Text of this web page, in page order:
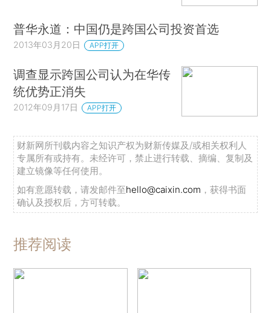
普华永道：中国仍是跨国公司投资首选
2013年03月20日 APP打开
调查显示跨国公司认为在华传
统优势正消失
2012年09月17日 APP打开
财新网所刊载内容之知识产权为财新传媒及/或相关权利人
专属所有或持有。未经许可，禁止进行转载、摘编、复制及
建立镜像等任何使用。
如有意愿转载，请发邮件至hello@caixin.com ，获得书面
确认及授权后，方可转载。
推荐阅读